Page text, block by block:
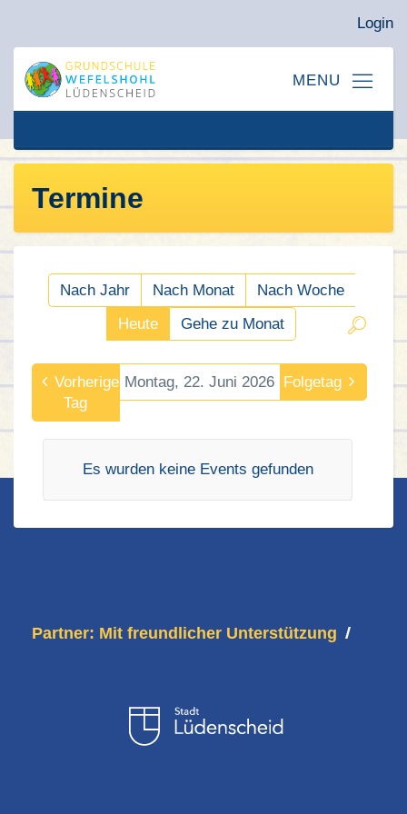
Login
Termine
Nach Jahr Nach Monat
Nach Woche
Heute
Gehe zu Monat
Vorheriger
Tag
Montag, 22. Juni 2026 Folgetag
Es wurden keine Events gefunden
Partner: Mit freundlicher Unterstützung